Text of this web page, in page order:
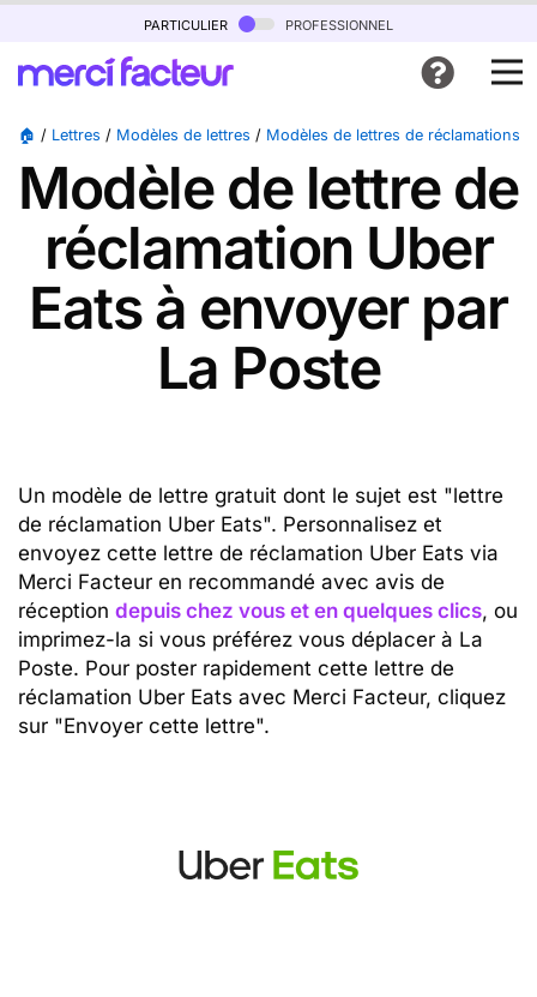
particulier professionnel
🏠 / Lettres / Modèles de lettres / Modèles de lettres de réclamations
Modèle de lettre de
réclamation Uber
Eats à envoyer par
La Poste
Un modèle de lettre gratuit dont le sujet est "lettre
de réclamation Uber Eats". Personnalisez et
envoyez cette lettre de réclamation Uber Eats via
Merci Facteur en recommandé avec avis de
réception depuis chez vous et en quelques clics, ou
imprimez-la si vous préférez vous déplacer à La
Poste. Pour poster rapidement cette lettre de
réclamation Uber Eats avec Merci Facteur, cliquez
sur "Envoyer cette lettre".